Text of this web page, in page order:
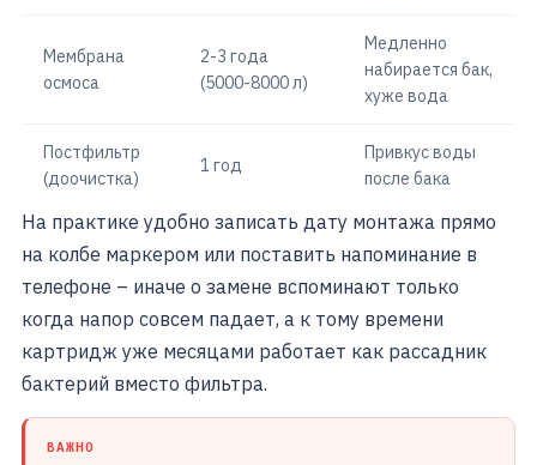
Мембрана
осмоса
2-3 года
(5000-8000 л)
Медленно
набирается бак,
хуже вода
Постфильтр
(доочистка)
1 год
Привкус воды
после бака
На практике удобно записать дату монтажа прямо
на колбе маркером или поставить напоминание в
телефоне – иначе о замене вспоминают только
когда напор совсем падает, а к тому времени
картридж уже месяцами работает как рассадник
бактерий вместо фильтра.
ВАЖНО